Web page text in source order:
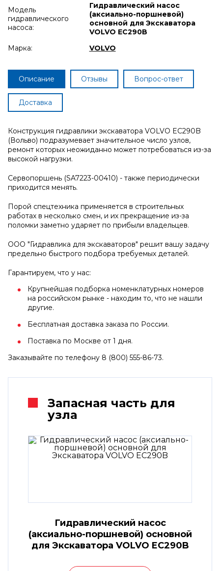
Модель
гидравлического
насоса:
Гидравлический насос
(аксиально-поршневой)
основной для Экскаватора
VOLVO EC290B
Марка:
VOLVO
Описание Отзывы Вопрос-ответ
Доставка
Конструкция гидравлики экскаватора VOLVO EC290B
(Вольво) подразумевает значительное число узлов,
ремонт которых неожиданно может потребоваться из-за
высокой нагрузки.
Сервопоршень (SA7223-00410) - также периодически
приходится менять.
Порой спецтехника применяется в строительных
работах в несколько смен, и их прекращение из-за
поломки заметно ударяет по прибыли владельцев.
ООО "Гидравлика для экскаваторов" решит вашу задачу
предельно быстрого подбора требуемых деталей.
Гарантируем, что у нас:
Крупнейшая подборка номенклатурных номеров
на российском рынке - находим то, что не нашли
другие.
Бесплатная доставка заказа по России.
Поставка по Москве от 1 дня.
Заказывайте по телефону 8 (800) 555-86-73.
Запасная часть для
узла
Гидравлический насос
(аксиально-поршневой) основной
для Экскаватора VOLVO EC290B